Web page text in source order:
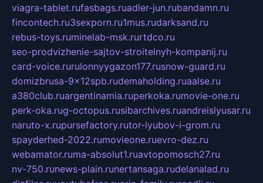
viagra-tablet.rufasbags.ruadler-jun.rubandamn.ru
fincontech.ru3sexporn.ru1mus.rudarksand.ru
rebus-toys.ruminelab-msk.rurtdco.ru
seo-prodvizhenie-sajtov-stroitelnyh-kompanij.ru
card-voice.rurulonnyygazon177.rusnow-guard.ru
domizbrusa-9x12spb.rudemaholding.ruaalse.ru
a380club.ruargentinamia.ruperkoka.rumovie-one.ru
perk-oka.rug-octopus.rusibarchives.ruandreislyusar.ru
naruto-x.rupursefactory.rutor-lyubov-i-grom.ru
spayderhed-2022.rumovieone.ruevro-dez.ru
webamator.ruma-absolut1.ruavtopomosch27.ru
nv-750.runews-plain.runertansaga.rudelanalad.ru